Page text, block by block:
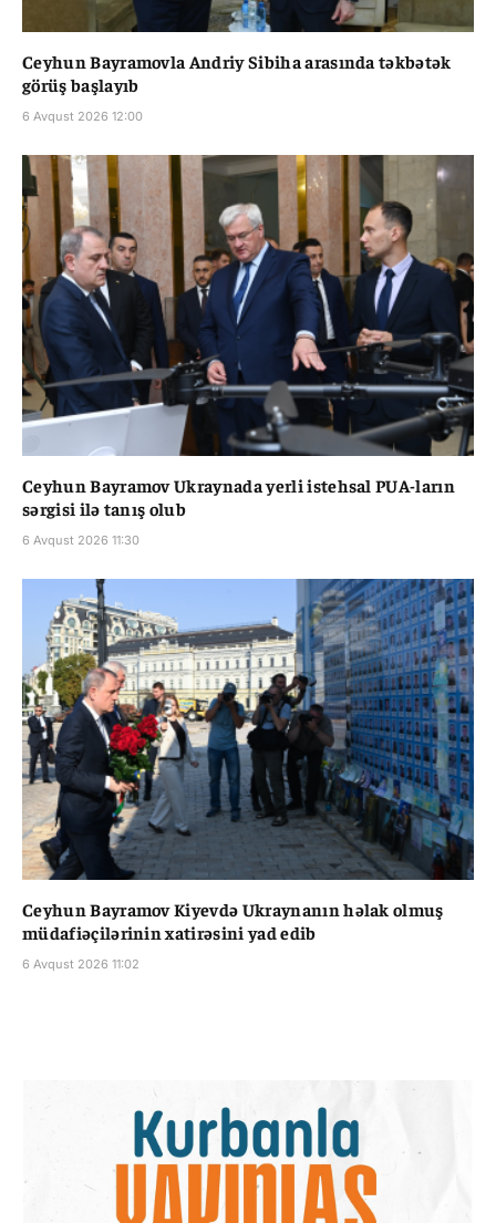
Ceyhun Bayramovla Andriy Sibiha arasında təkbətək
görüş başlayıb
6 Avqust 2026 12:00
Ceyhun Bayramov Ukraynada yerli istehsal PUA-ların
sərgisi ilə tanış olub
6 Avqust 2026 11:30
Ceyhun Bayramov Kiyevdə Ukraynanın həlak olmuş
müdafiəçilərinin xatirəsini yad edib
6 Avqust 2026 11:02